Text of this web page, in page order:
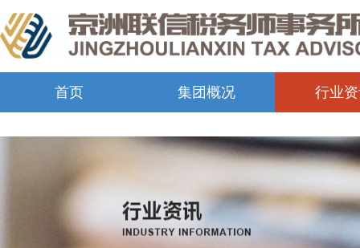
首页 集团概况 行业